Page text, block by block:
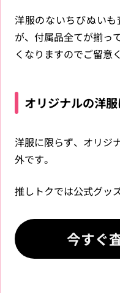
洋服のないちびぬい
が、付属品全てが揃っ
くなりますのでご留意
オリジナルの洋
洋服に限らず、オリジ
外です。
推しトクでは公式グッ
今すぐ